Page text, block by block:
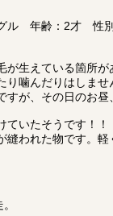
ル 年齢：2才 性
生えている箇所が
噛んだりはしませ
が、その日のお昼
ていたそうです！！
縫われた物です。